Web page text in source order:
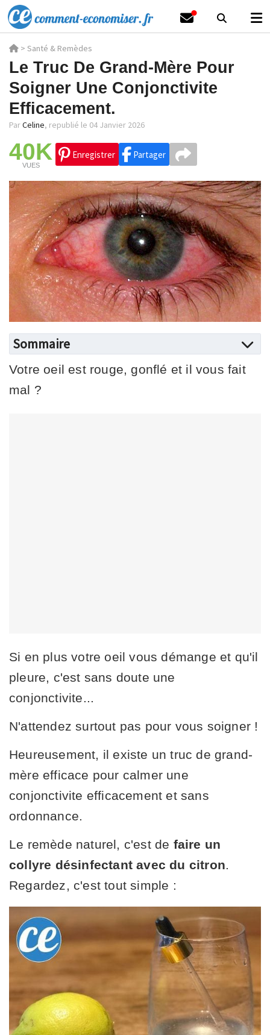
> Santé & Remèdes
Le Truc De Grand-Mère Pour
Soigner Une Conjonctivite
Efficacement.
ParCeline, republié le 04 Janvier 2026
40K
VUES
Enregistrer Partager
Sommaire
Votre oeil est rouge, gonflé et il vous fait
mal ?
Si en plus votre oeil vous démange et qu'il
pleure, c'est sans doute une
conjonctivite...
N'attendez surtout pas pour vous soigner !
Heureusement, il existe un truc de grand-
mère efficace pour calmer une
conjonctivite efficacement et sans
ordonnance.
Le remède naturel, c'est de faire un
collyre désinfectant avec du citron
Regardez, c'est tout simple :